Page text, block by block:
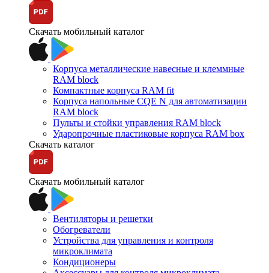
Скачать мобильный каталог
Корпуса металлические навесные и клеммные
RAM block
Компактные корпуса RAM fit
Корпуса напольные CQE N для автоматизации
RAM block
Пульты и стойки управления RAM block
Ударопрочные пластиковые корпуса RAM box
Скачать каталог
Скачать мобильный каталог
Вентиляторы и решетки
Обогреватели
Устройства для управления и контроля
микроклимата
Кондиционеры